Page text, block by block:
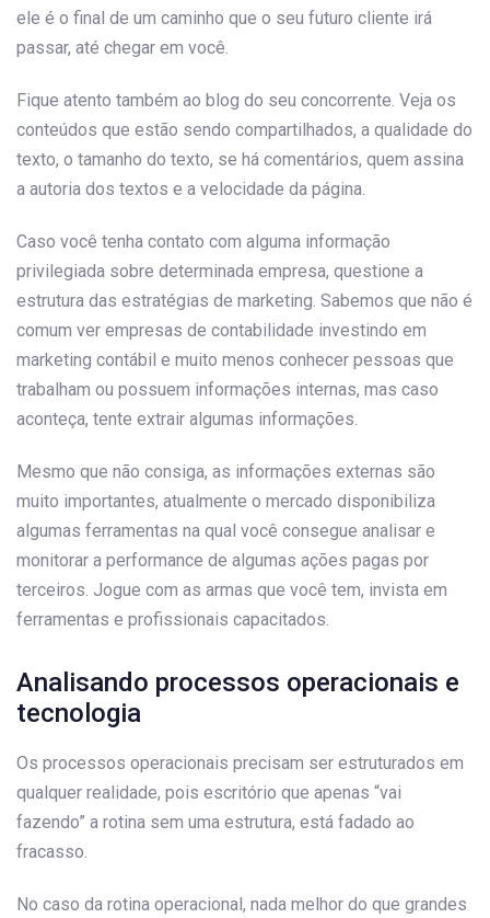
ele é o final de um caminho que o seu futuro cliente irá
passar, até chegar em você.
Fique atento também ao blog do seu concorrente. Veja os
conteúdos que estão sendo compartilhados, a qualidade do
texto, o tamanho do texto, se há comentários, quem assina
a autoria dos textos e a velocidade da página.
Caso você tenha contato com alguma informação
privilegiada sobre determinada empresa, questione a
estrutura das estratégias de marketing. Sabemos que não é
comum ver empresas de contabilidade investindo em
marketing contábil e muito menos conhecer pessoas que
trabalham ou possuem informações internas, mas caso
aconteça, tente extrair algumas informações.
Mesmo que não consiga, as informações externas são
muito importantes, atualmente o mercado disponibiliza
algumas ferramentas na qual você consegue analisar e
monitorar a performance de algumas ações pagas por
terceiros. Jogue com as armas que você tem, invista em
ferramentas e profissionais capacitados.
Analisando processos operacionais e
tecnologia
Os processos operacionais precisam ser estruturados em
qualquer realidade, pois escritório que apenas “vai
fazendo” a rotina sem uma estrutura, está fadado ao
fracasso.
No caso da rotina operacional, nada melhor do que grandes